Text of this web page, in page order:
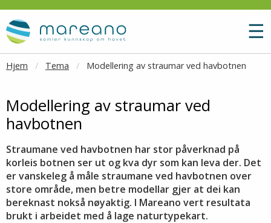
Gå til hovedinnhold
☰
Hjem Tema Modellering av straumar ved havbotnen
Modellering av straumar ved
havbotnen
Straumane ved havbotnen har stor påverknad på
korleis botnen ser ut og kva dyr som kan leva der. Det
er vanskeleg å måle straumane ved havbotnen over
store område, men betre modellar gjer at dei kan
bereknast nokså nøyaktig. I Mareano vert resultata
brukt i arbeidet med å lage naturtypekart.